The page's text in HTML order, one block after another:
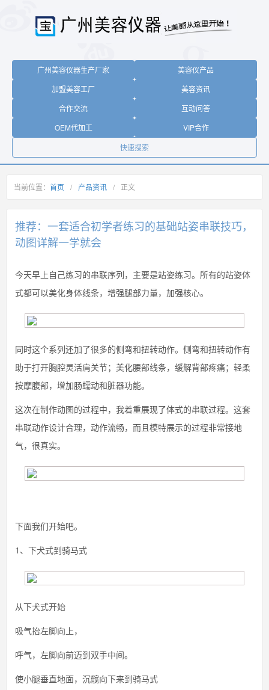
广州美容仪器生产厂家
美容仪产品
加盟美容工厂
美容资讯
合作交流
互动问答
OEM代加工
VIP合作
快速搜索
当前位置： 首页 / 产品资讯 / 正文
推荐：一套适合初学者练习的基础站姿串联技巧，
动图详解一学就会
今天早上自己练习的串联序列，主要是站姿练习。所有的站姿体
式都可以美化身体线条，增强腿部力量，加强核心。
同时这个系列还加了很多的侧弯和扭转动作。侧弯和扭转动作有
助于打开胸腔灵活肩关节；美化腰部线条，缓解背部疼痛；轻柔
按摩腹部，增加肠蠕动和脏器功能。
这次在制作动图的过程中，我着重展现了体式的串联过程。这套
串联动作设计合理，动作流畅，而且模特展示的过程非常接地
气，很真实。
下面我们开始吧。
1、下犬式到骑马式
从下犬式开始
吸气抬左脚向上，
呼气，左脚向前迈到双手中间。
使小腿垂直地面，沉髋向下来到骑马式